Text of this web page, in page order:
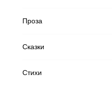
Проза
Сказки
Стихи